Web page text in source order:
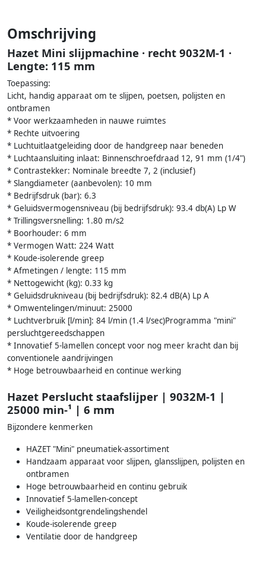
Omschrijving
Hazet Mini slijpmachine · recht 9032M-1 ·
Lengte: 115 mm
Toepassing:
Licht, handig apparaat om te slijpen, poetsen, polijsten en
ontbramen
* Voor werkzaamheden in nauwe ruimtes
* Rechte uitvoering
* Luchtuitlaatgeleiding door de handgreep naar beneden
* Luchtaansluiting inlaat: Binnenschroefdraad 12, 91 mm (1/4")
* Contrastekker: Nominale breedte 7, 2 (inclusief)
* Slangdiameter (aanbevolen): 10 mm
* Bedrijfsdruk (bar): 6.3
* Geluidsvermogensniveau (bij bedrijfsdruk): 93.4 db(A) Lp W
* Trillingsversnelling: 1.80 m/s2
* Boorhouder: 6 mm
* Vermogen Watt: 224 Watt
* Koude-isolerende greep
* Afmetingen / lengte: 115 mm
* Nettogewicht (kg): 0.33 kg
* Geluidsdrukniveau (bij bedrijfsdruk): 82.4 dB(A) Lp A
* Omwentelingen/minuut: 25000
* Luchtverbruik [l/min]: 84 l/min (1.4 l/sec)Programma "mini"
persluchtgereedschappen
* Innovatief 5-lamellen concept voor nog meer kracht dan bij
conventionele aandrijvingen
* Hoge betrouwbaarheid en continue werking
Hazet Perslucht staafslijper | 9032M-1 |
25000 min-¹ | 6 mm
Bijzondere kenmerken
HAZET "Mini" pneumatiek-assortiment
Handzaam apparaat voor slijpen, glansslijpen, polijsten en
ontbramen
Hoge betrouwbaarheid en continu gebruik
Innovatief 5-lamellen-concept
Veiligheidsontgrendelingshendel
Koude-isolerende greep
Ventilatie door de handgreep